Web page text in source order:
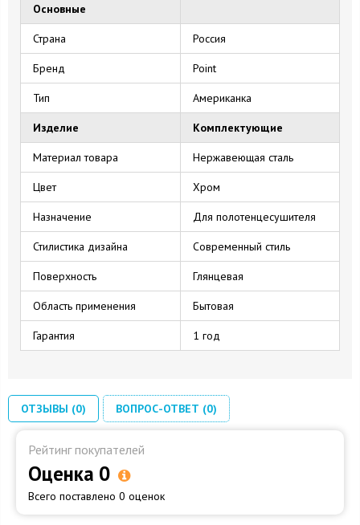
Основные
Страна Россия
Бренд Point
Тип Американка
Изделие Комплектующие
Материал товара Нержавеющая сталь
Цвет Хром
Назначение Для полотенцесушителя
Стилистика дизайна Современный стиль
Поверхность Глянцевая
Область применения Бытовая
Гарантия 1 год
ОТЗЫВЫ (0) ВОПРОС-ОТВЕТ (0)
Рейтинг покупателей
Оценка 0
Всего поставлено 0 оценок